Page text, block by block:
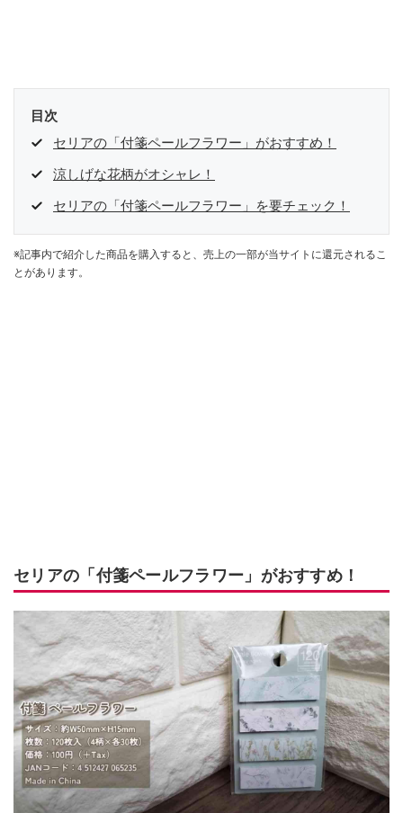
目次
セリアの「付箋ペールフラワー」がおすすめ！
涼しげな花柄がオシャレ！
セリアの「付箋ペールフラワー」を要チェック！
※記事内で紹介した商品を購入すると、売上の一部が当サイトに還元されるこ
とがあります。
セリアの「付箋ペールフラワー」がおすすめ！